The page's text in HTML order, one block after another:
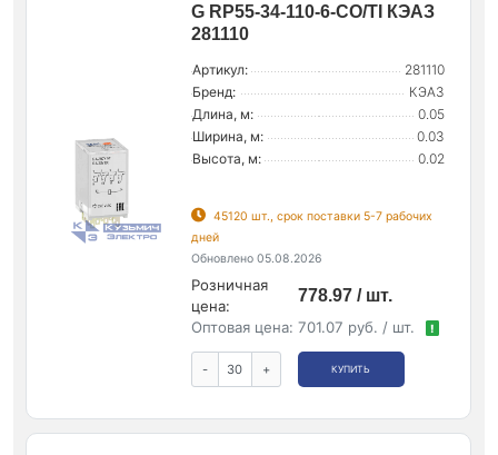
G RP55-34-110-6-CO/TI КЭАЗ
281110
Артикул:
281110
Бренд:
КЭАЗ
Длина, м:
0.05
Ширина, м:
0.03
Высота, м:
0.02
45120 шт., срок поставки 5-7 рабочих
дней
Обновлено 05.08.2026
Розничная
цена:
778.97 / шт.
Оптовая цена: 701.07 руб. / шт. !
- + КУПИТЬ